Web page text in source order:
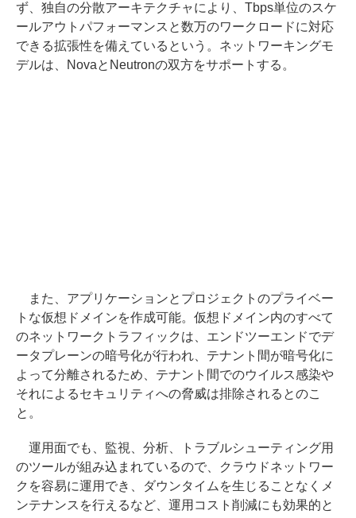
ず、独自の分散アーキテクチャにより、Tbps単位のスケ
ールアウトパフォーマンスと数万のワークロードに対応
できる拡張性を備えているという。ネットワーキングモ
デルは、NovaとNeutronの双方をサポートする。
また、アプリケーションとプロジェクトのプライベー
トな仮想ドメインを作成可能。仮想ドメイン内のすべて
のネットワークトラフィックは、エンドツーエンドでデ
ータプレーンの暗号化が行われ、テナント間が暗号化に
よって分離されるため、テナント間でのウイルス感染や
それによるセキュリティへの脅威は排除されるとのこ
と。
運用面でも、監視、分析、トラブルシューティング用
のツールが組み込まれているので、クラウドネットワー
クを容易に運用でき、ダウンタイムを生じることなくメ
ンテナンスを行えるなど、運用コスト削減にも効果的と